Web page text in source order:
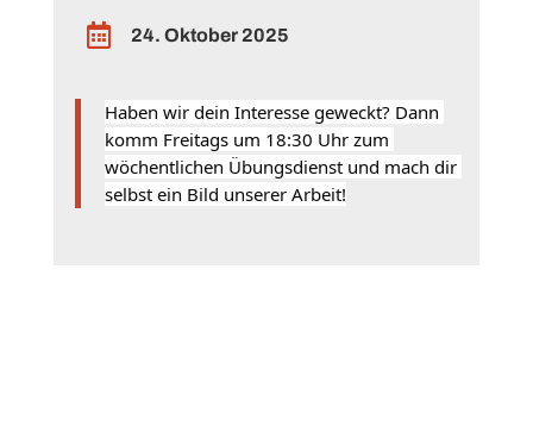
 24. Oktober 2025
Haben wir dein Interesse geweckt? Dann
komm Freitags um 18:30 Uhr zum
wöchentlichen Übungsdienst und mach dir
selbst ein Bild unserer Arbeit!